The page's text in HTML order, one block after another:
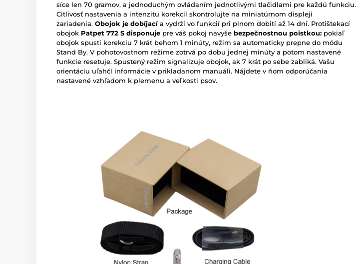
síce len 70 gramov, a jednoduchým ovládaním jednotlivými tlačidlami pre každú funkciu.
Citlivosť nastavenia a intenzitu korekcií skontrolujte na miniatúrnom displeji
zariadenia. Obojok je dobíjacía vydrží vo funkcií pri plnom dobití až 14 dní. Protištekací
obojok Patpet 772 S disponuje pre váš pokoj navyše bezpečnostnou poistkou: pokiaľ
obojok spustí korekciu 7 krát behom 1 minúty, režim sa automaticky prepne do módu
Stand By. V pohotovostnom režime zotrvá po dobu jednej minúty a potom nastavené
funkcie resetuje. Spustený režim signalizuje obojok, ak 7 krát po sebe zabliká. Vašu
orientáciu uľahčí informácie v prikladanom manuáli. Nájdete v ňom odporúčania
nastavené vzhľadom k plemenu a veľkosti psov.